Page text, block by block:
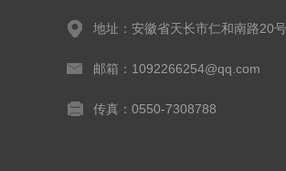
地址：安徽省天长市仁和南路20号
邮箱：1092266254@qq.com
传真：0550-7308788